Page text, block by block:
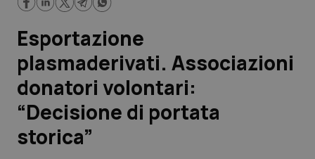
Lavoro e Professioni
Scienza e Farmaci
Studi e Analisi
Lettere al direttore
Esportazione
plasmaderivati. Associazioni
donatori volontari:
“Decisione di portata
storica”